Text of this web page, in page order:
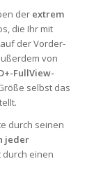
der extrem
die Ihr mit
der Vorder-
von
FullView-
selbst das
durch seinen
jeder
einen